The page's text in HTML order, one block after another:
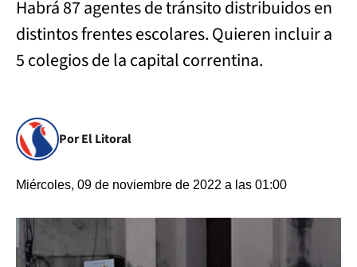
Habrá 87 agentes de tránsito distribuidos en
distintos frentes escolares. Quieren incluir a
5 colegios de la capital correntina.
Por El Litoral
Miércoles, 09 de noviembre de 2022 a las 01:00